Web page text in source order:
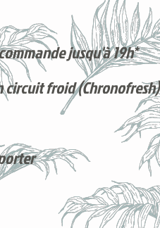
jusqu'à 19h*
circuit froid (Chronofresh)